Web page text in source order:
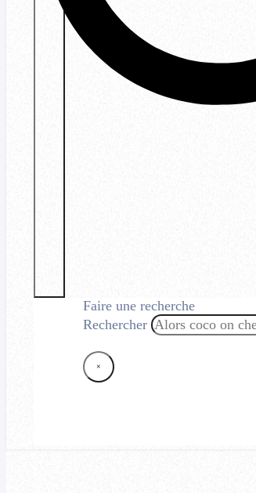
Faire une recherche
Rechercher
×